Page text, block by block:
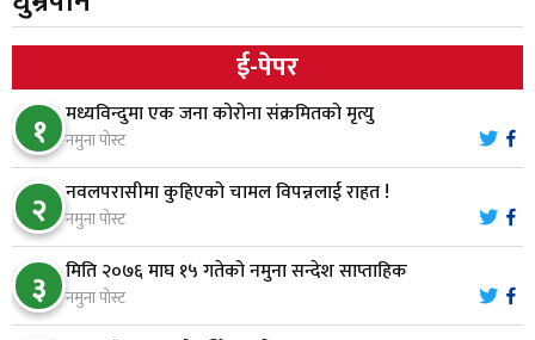
७ नारायणघाट–बुटवल सडकमा ‘क्यानोपी ब्रिज’ निर्माण
८
मौलाकालिकाको १८८२ खुड्किला : आस्था र आरोग्यको‘
‘सर्ट हाइकिङ’
९ वन उद्यममा जोडिँदै नवलपुरका महिला
ई-पेपर
१ मध्यविन्दुमा एक जना कोरोना संक्रमितको मृत्यु
नमुना पोस्ट
२ नवलपरासीमा कुहिएको चामल विपन्नलाई राहत !
नमुना पोस्ट
३ मिति २०७६ माघ १५ गतेको नमुना सन्देश साप्ताहिक
नमुना पोस्ट